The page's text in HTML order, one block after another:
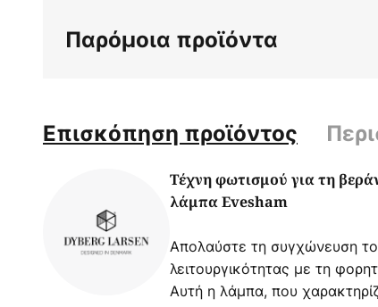
συλλογής
Παρόμοια προϊόντα
Επισκόπηση προϊόντος
Τέχνη φωτισμού για τη
λάμπα Evesham
Απολαύστε τη συγχώνευση
λειτουργικότητας με τη
Αυτή η λάμπα, που